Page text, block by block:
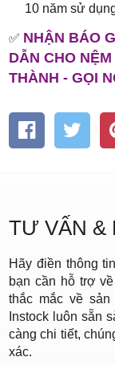
10 năm sử
✅ NHẬN BÁO
DẪN CHO
THÀNH - GỌI
TƯ VẤN &
Hãy điền thông
bạn cần hỗ trợ
thắc mắc về
Instock luôn sẵn
càng chi tiết,
xác.